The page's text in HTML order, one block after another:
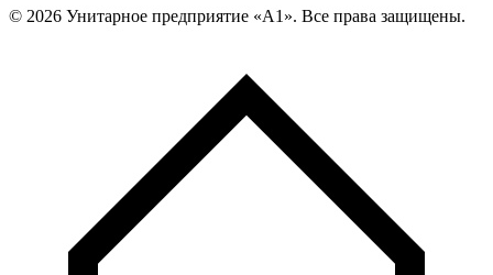
© 2026 Унитарное предприятие «А1». Все права защищены.